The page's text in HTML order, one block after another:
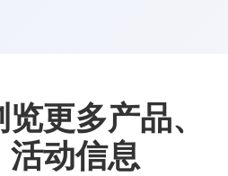
更多产品、
活动信息